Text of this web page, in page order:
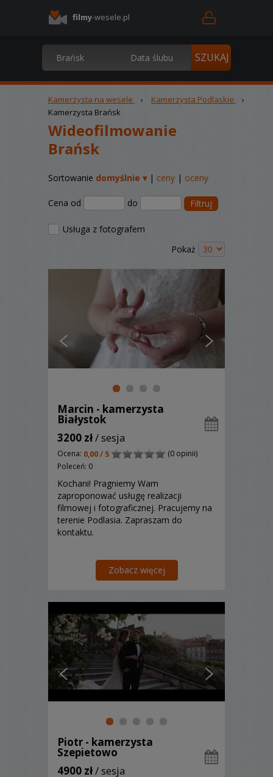
filmy-wesele.pl
Kamerzysta na wesele › Kamerzysta Podlaskie
›
Kamerzysta Brańsk
Wideofilmowanie
Brańsk
Sortowanie domyślnie ▾| ceny | oceny
Cena od do Filtruj
Usługa z fotografem
Pokaż
Marcin - kamerzysta
Białystok
3200 zł/ sesja
Ocena: 0,00 / 5
(0 opinii)
Poleceń: 0
Kochani! Pragniemy Wam
zaproponować usługę realizacji
filmowej i fotograficznej. Pracujemy na
terenie Podlasia. Zapraszam do
kontaktu.
Zobacz więcej
Piotr - kamerzysta
Szepietowo
4900 zł/ sesja